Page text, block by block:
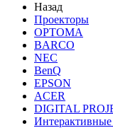
Назад
Проекторы
OPTOMA
BARCO
NEC
BenQ
EPSON
ACER
DIGITAL